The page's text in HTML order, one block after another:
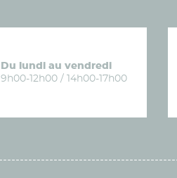
Du lundi au vendredi
9h00-12h00 / 14h00-17h00